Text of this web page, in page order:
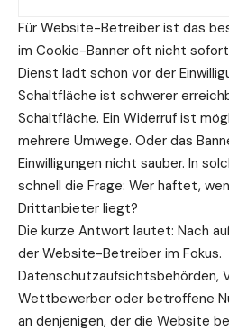
Für Website-Betreiber ist das
im Cookie-Banner oft nicht sofort
Dienst lädt schon vor der
Schaltfläche ist schwerer
Schaltfläche. Ein Widerruf ist
mehrere Umwege. Oder das
Einwilligungen nicht sauber. In
schnell die Frage: Wer haftet,
Drittanbieter liegt?
Die kurze Antwort lautet: Nach
der Website-Betreiber im Fokus.
Datenschutzaufsichtsbehörden,
Wettbewerber oder betroffene
an denjenigen, der die Website